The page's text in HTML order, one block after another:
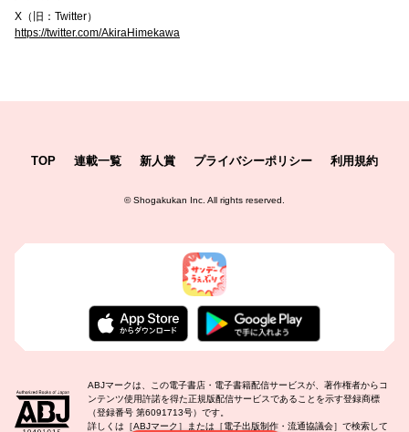
X（旧：Twitter）
https://twitter.com/AkiraHimekawa
TOP 連載一覧 新人賞 プライバシーポリシー 利用規約
©Shogakukan Inc. All rights reserved.
ABJマークは、この電子書店・電子書籍配信サービスが、著作権者からコ
ンテンツ使用許諾を得た正規版配信サービスであることを示す登録商標
（登録番号 第6091713号）です。
詳しくは［ABJマーク］または［電子出版制作・流通協議会］で検索して